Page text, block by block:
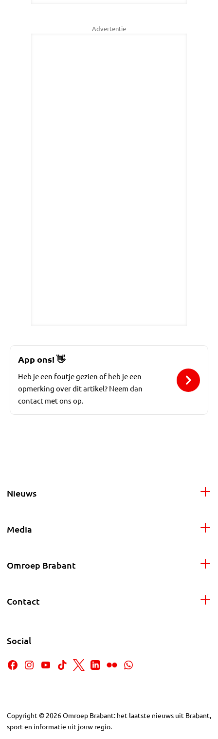
Advertentie
App ons!👋
Heb je een foutje gezien of heb je een
opmerking over dit artikel? Neem dan
contact met ons op.
Nieuws
Media
Omroep Brabant
Contact
Social
Copyright © 2026Omroep Brabant: het laatste nieuws uit Brabant,
sport en informatie uit jouw regio.